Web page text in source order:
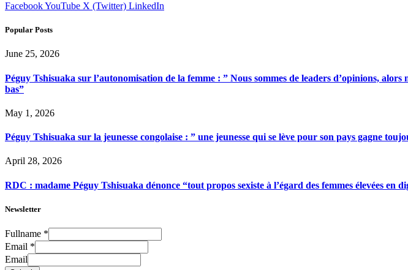
FacebookYouTube X (Twitter) LinkedIn
Popular Posts
June 25, 2026
Péguy Tshisuaka sur l’autonomisation de la femme : ” Nous sommes de leaders d’opinions,
bas”
May 1, 2026
Péguy Tshisuaka sur la jeunesse congolaise : ” une jeunesse qui se lève pour son pays gagne
April 28, 2026
RDC : madame Péguy Tshisuaka dénonce “tout propos sexiste à l’égard des femmes élevées
Newsletter
Fullname *
Email *
Email